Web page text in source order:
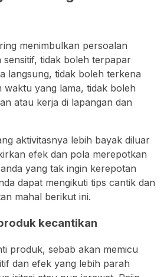
menimbulkan persoalan
sensitif, tidak boleh terpapar
langsung, tidak boleh terkena
waktu yang lama, tidak boleh
atau kerja di lapangan dan
aktivitasnya lebih bayak diluar
efek dan pola merepotkan
yang tak ingin kerepotan
dapat mengikuti tips cantik dan
mahal berikut ini.
kecantikan
produk, sebab akan memicu
dan efek yang lebih parah